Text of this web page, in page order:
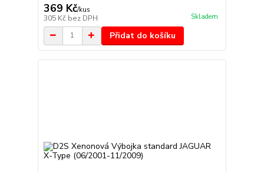
369 Kč/kus
305 Kč bez DPH Skladem
Přidat do košíku